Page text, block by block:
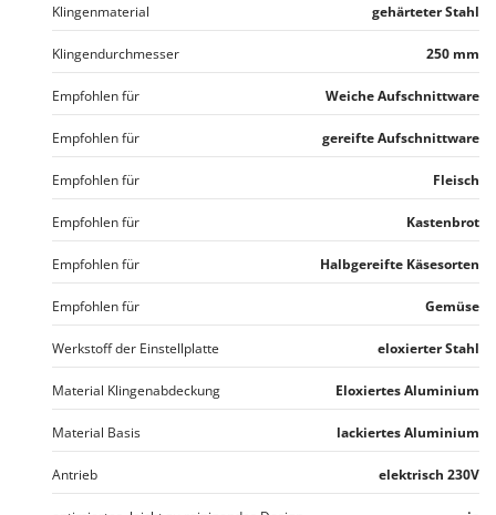
Tornado
Tre Spade
Trev - Abrek - TecnoVIR
Trotec
Troy-Bilt
Udor
Unger
Verdemax
Vesco
Volpi
Waldner
Weber
Klingenmaterial gehärteter Stahl
Klingendurchmesser 250 mm
Empfohlen für Weiche Aufschnittware
Empfohlen für gereifte Aufschnittware
Empfohlen für Fleisch
Empfohlen für Kastenbrot
Empfohlen für Halbgereifte Käsesorten
Empfohlen für Gemüse
Werkstoff der Einstellplatte eloxierter Stahl
Material Klingenabdeckung Eloxiertes Aluminium
Material Basis lackiertes Aluminium
Antrieb elektrisch 230V